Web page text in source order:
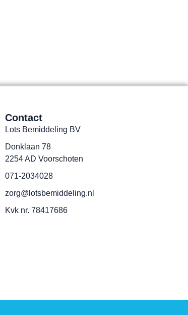
Contact
Lots Bemiddeling BV
Donklaan 78
2254 AD Voorschoten
071-2034028
zorg@lotsbemiddeling.nl
Kvk nr. 78417686